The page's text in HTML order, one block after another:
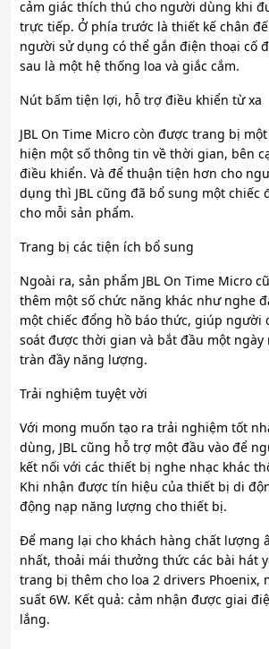
cảm giác thích thú cho người dùng khi
trực tiếp. Ở phía trước là thiết kế chân
người sử dụng có thể gắn điện thoại cố
sau là một hệ thống loa và giắc cắm.
Nút bấm tiện lợi, hỗ trợ điều khiển từ xa
JBL On Time Micro còn được trang bị
hiện một số thông tin về thời gian, bên
điều khiển. Và để thuận tiện hơn cho
dụng thì JBL cũng đã bổ sung một chiếc
cho mỗi sản phẩm.
Trang bị các tiện ích bổ sung
Ngoài ra, sản phẩm JBL On Time Micro
thêm một số chức năng khác như nghe
một chiếc đổng hồ báo thức, giúp người
soát được thời gian và bắt đầu một ngày
tràn đầy năng lượng.
Trải nghiệm tuyệt vời
Với mong muốn tạo ra trải nghiệm tốt
dùng, JBL cũng hỗ trợ một đầu vào để
kết nối với các thiết bị nghe nhạc khác
Khi nhận được tín hiệu của thiết bị di
động nạp năng lượng cho thiết bị.
Để mang lại cho khách hàng chất lượng
nhất, thoải mái thưởng thức các bài hát
trang bị thêm cho loa 2 drivers Phoenix,
suất 6W. Kết quả: cảm nhận được giai
lắng.